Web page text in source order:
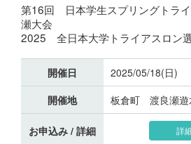
第16回 日本学生スプリングトラ
瀬大会
2025 全日本大学トライアスロン
開催日
2025/05/18(日)
開催地
板倉町 渡良瀬遊
お申込み / 詳細 詳